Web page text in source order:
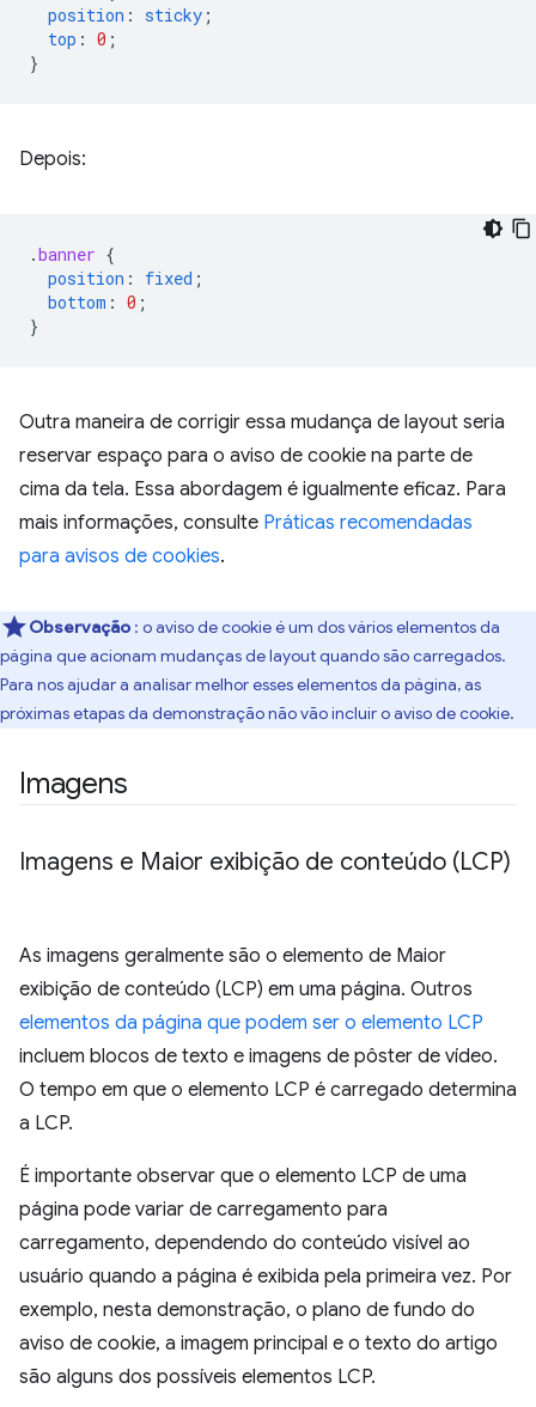
position : sticky ;
top : 0 ;
}
Depois:
.banner {
position : fixed ;
bottom : 0 ;
}
Outra maneira de corrigir essa mudança de layout seria
reservar espaço para o aviso de cookie na parte de
cima da tela. Essa abordagem é igualmente eficaz. Para
mais informações, consulte Práticas recomendadas
para avisos de cookies.
Observação : o aviso de cookie é um dos vários elementos da
página que acionam mudanças de layout quando são carregados.
Para nos ajudar a analisar melhor esses elementos da página, as
próximas etapas da demonstração não vão incluir o aviso de cookie.
Imagens
Imagens e Maior exibição de conteúdo (LCP)
As imagens geralmente são o elemento de Maior
exibição de conteúdo (LCP) em uma página. Outros
elementos da página que podem ser o elemento LCP
incluem blocos de texto e imagens de pôster de vídeo.
O tempo em que o elemento LCP é carregado determina
a LCP.
É importante observar que o elemento LCP de uma
página pode variar de carregamento para
carregamento, dependendo do conteúdo visível ao
usuário quando a página é exibida pela primeira vez. Por
exemplo, nesta demonstração, o plano de fundo do
aviso de cookie, a imagem principal e o texto do artigo
são alguns dos possíveis elementos LCP.